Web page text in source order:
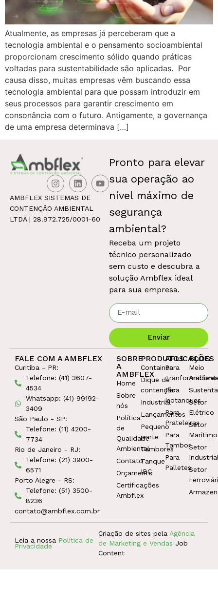
Atualmente, as empresas já perceberam que a
tecnologia ambiental e o pensamento socioambiental
proporcionam crescimento sólido quando práticas
voltadas para sustentabilidade são aplicadas. Por
causa disso, muitas empresas vêm buscando essa
tecnologia ambiental para que possam introduzir em
seus processos para garantir crescimento em
consonância com o futuro. Antigamente, a governança
de uma empresa determinava […]
Pronto para elevar
sua operação ao
nível máximo de
segurança
ambiental?
Receba um projeto
técnico personalizado
sem custo e descubra a
solução Ambflex ideal
para sua empresa.
Enviar
AMBFLEX SISTEMAS DE
CONTENÇÃO AMBIENTAL
LTDA | 28.972.725/0001-60
FALE COM A AMBFLEX
Curitiba - PR:
Telefone: (41) 3607-
4534
Whatsapp: (41) 99192-
3409
São Paulo - SP:
Telefone: (11) 4200-
7734
Rio de Janeiro - RJ:
Telefone: (21) 3900-
6571
Porto Alegre - RS:
Telefone: (51) 3500-
8236
contato@ambflex.com.br
SOBRE
A
AMBFLEX
Home
Sobre
nós
Política
de
Qualidade
Ambiental
Contato
Orçamento
Certificações
Ambflex
PRODUTOS
Container
Dique de
contenção
Industrial
Lançamentos
Pequeno
porte
Tambores
Tanque
IBC
APLICAÇÕES
Para
Tranformadores
Para
Isotanques
Para
Prateleiras
Para
Tambor
Para
Palletes
BLOG
Meio
Setor
Elétrico
Setor
Marítimo
Setor
Setor
Leia a nossa Política de
Privacidade
Criação de sites pela Agência
de Marketing e Vendas Job
Content